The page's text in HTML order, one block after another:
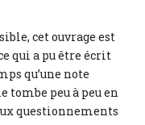
cet ouvrage est
qui a pu être écrit
qu’une note
tombe peu à peu en
questionnements